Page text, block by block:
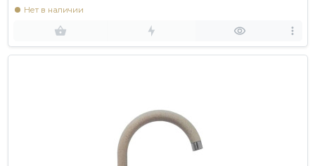
Нет в наличии